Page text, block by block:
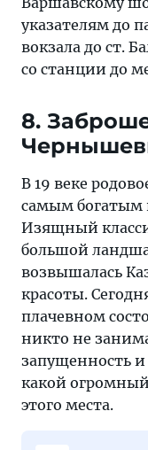
указателям до
вокзала до ст.
со станции до
8.
В 19 веке
самым богатым
Изящный
большой
возвышалась
красоты.
плачевном
никто не
запущенность
какой
этого места.